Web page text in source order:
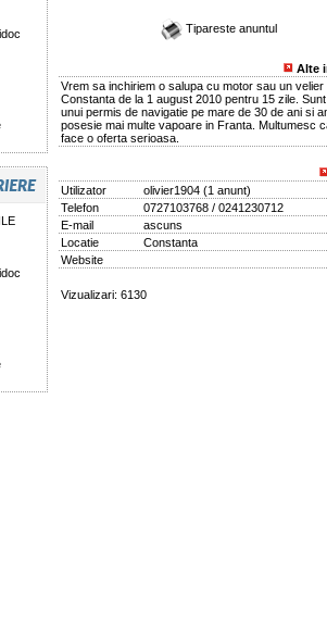
Tipareste anuntul
Alte
Vrem sa inchiriem o salupa cu motor sau un velier
Constanta de la 1 august 2010 pentru 15 zile.
unui permis de navigatie pe mare de 30 de ani si
posesie mai multe vapoare in Franta. Multumesc
face o oferta serioasa.
Utilizator olivier1904(1 anunt)
Telefon
0727103768 / 0241230712
E-mail
ascuns
Locatie
Constanta
Website
Vizualizari: 6130